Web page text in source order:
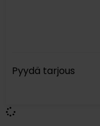
Pyydä tarjous